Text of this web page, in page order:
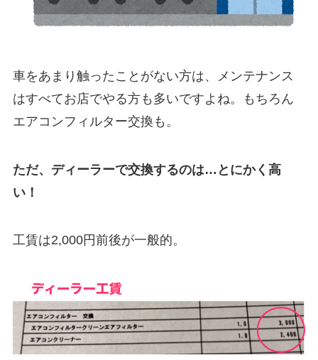
車をあまり触ったことがない方は、メンテナンス
はすべてお店でやる方も多いですよね。もちろん
エアコンフィルター交換も。
ただ、ディーラーで交換するのは…とにかく高
い！
工賃は2,000円前後が一般的。